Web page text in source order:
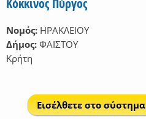
Κόκκινος Πύργος
Νομός: ΗΡΑΚΛΕΙΟΥ
Δήμος: ΦΑΙΣΤΟΥ
Κρήτη
Εισέλθετε στο σύστημα